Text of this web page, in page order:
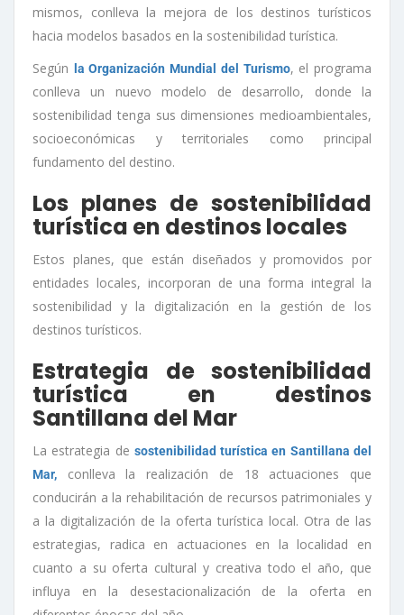
mismos, conlleva la mejora de los destinos turísticos
hacia modelos basados en la sostenibilidad turística.
Según
la Organización Mundial del Turismo, el programa
conlleva un nuevo modelo de desarrollo, donde la
sostenibilidad tenga sus dimensiones medioambientales,
socioeconómicas y territoriales como principal
fundamento del destino.
Los planes de sostenibilidad
turística en destinos locales
Estos planes, que están diseñados y promovidos por
entidades locales, incorporan de una forma integral la
sostenibilidad y la digitalización en la gestión de los
destinos turísticos.
Estrategia de sostenibilidad
turística en destinos
Santillana del Mar
La estrategia de sostenibilidad turística en Santillana del
Mar, conlleva la realización de 18 actuaciones que
conducirán a la rehabilitación de recursos patrimoniales y
a la digitalización de la oferta turística local. Otra de las
estrategias, radica en actuaciones en la localidad en
cuanto a su oferta cultural y creativa todo el año, que
influya en la desestacionalización de la oferta en